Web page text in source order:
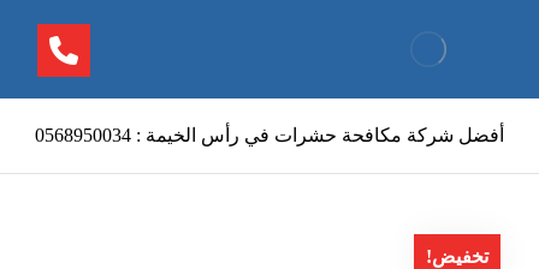
أفضل شركة مكافحة حشرات في رأس الخيمة : 0568950034
تخفيض!